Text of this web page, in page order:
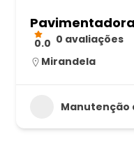
0.0 0 avaliações
Mirandela
Manutenção